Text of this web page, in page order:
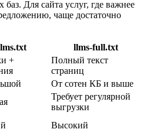
Для сайта услуг, где важнее
чаще достаточно
llms-full.txt
+
Полный текст
страниц
От сотен КБ и выше
Требует регулярной
выгрузки
Высокий